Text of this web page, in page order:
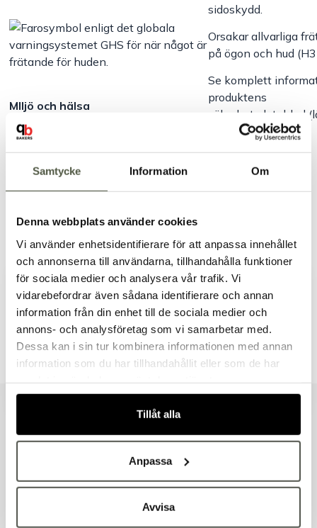
Samtycke Information Om
Denna webbplats använder cookies
Vi använder enhetsidentifierare för att anpassa innehållet
och annonserna till användarna, tillhandahålla funktioner
för sociala medier och analysera vår trafik. Vi
vidarebefordrar även sådana identifierare och annan
information från din enhet till de sociala medier och
annons- och analysföretag som vi samarbetar med.
Dessa kan i sin tur kombinera informationen med annan
information som du har tillhandahållit eller som de har
Tillåt alla
Anpassa
Avvisa
sidoskydd.
Orsakar allvarliga
på ögon och hud
MIljö och hälsa
Se komplett
produktens
säkerhetsdatablad
nedan)
Dokument
Säkerhetsdatablad
Säkra betalningar
Leverans 1–3 dagar
Brett sortiment
Dokument & produktblad
Tillbehör & kompatibla produkter
Liknande produkter
Andra kunder tittade även på
Välkommen till Bakers!
Handlar du som företag eller privatperson?
Fortsätt som privatperson